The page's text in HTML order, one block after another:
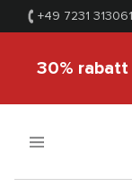
+49 7231 313061
30% rabatt